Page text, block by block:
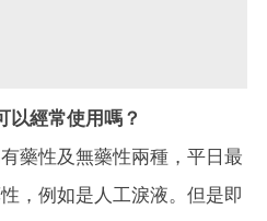
以經常使用嗎？
藥性及無藥性兩種，平日最
，例如是人工淚液。但是即